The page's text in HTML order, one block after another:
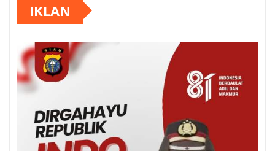
IKLAN